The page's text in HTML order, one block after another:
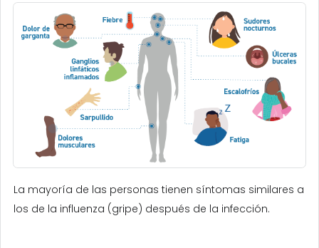
La mayoría de las personas tienen síntomas similares a
los de la influenza (gripe) después de la infección.